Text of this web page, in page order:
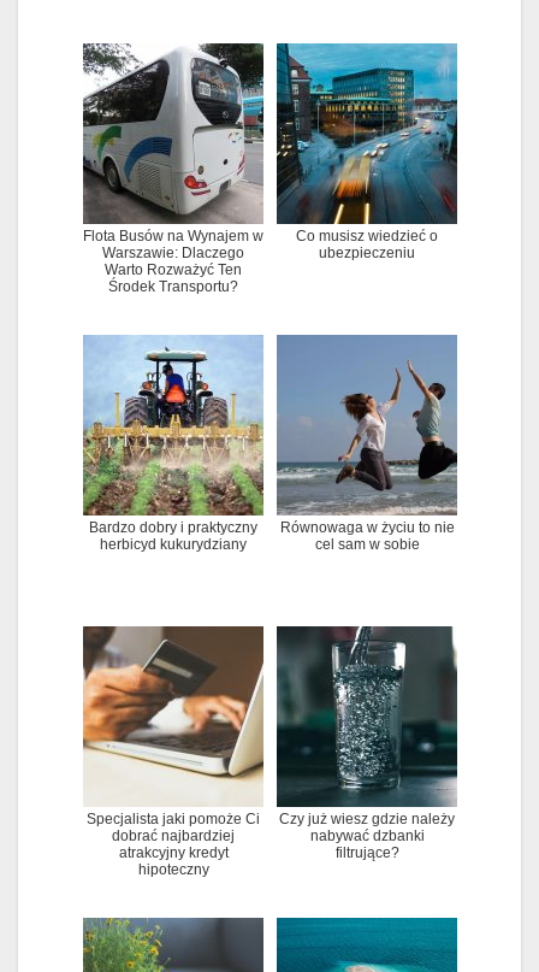
Flota Busów na Wynajem w
Warszawie: Dlaczego
Warto Rozważyć Ten
Środek Transportu?
Co musisz wiedzieć o
ubezpieczeniu
Bardzo dobry i praktyczny
herbicyd kukurydziany
Równowaga w życiu to nie
cel sam w sobie
Specjalista jaki pomoże Ci
dobrać najbardziej
atrakcyjny kredyt
hipoteczny
Czy już wiesz gdzie należy
nabywać dzbanki
filtrujące?